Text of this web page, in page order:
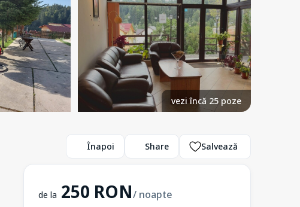
vezi încă 25 poze
Înapoi Share Salvează
de la 250 RON/ noapte